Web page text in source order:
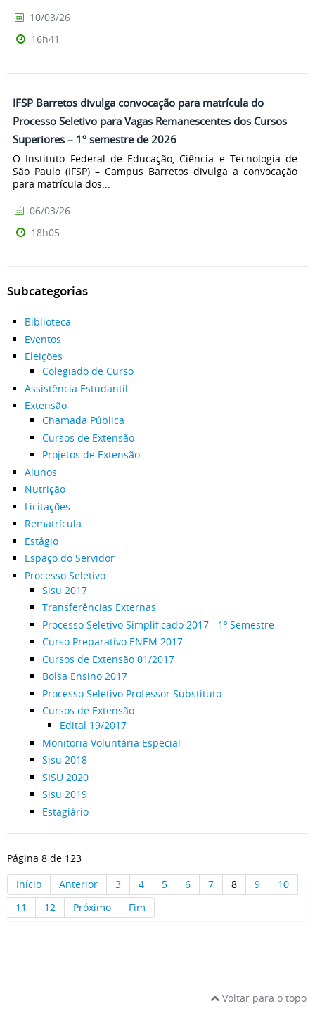
10/03/26
16h41
IFSP Barretos divulga convocação para matrícula do
Processo Seletivo para Vagas Remanescentes dos Cursos
Superiores – 1º semestre de 2026
O Instituto Federal de Educação, Ciência e Tecnologia de
São Paulo (IFSP) – Campus Barretos divulga a convocação
para matrícula dos...
06/03/26
18h05
Subcategorias
Biblioteca
Eventos
Eleições
Colegiado de Curso
Assistência Estudantil
Extensão
Chamada Pública
Cursos de Extensão
Projetos de Extensão
Alunos
Nutrição
Licitações
Rematrícula
Estágio
Espaço do Servidor
Processo Seletivo
Sisu 2017
Transferências Externas
Processo Seletivo Simplificado 2017 - 1º Semestre
Curso Preparativo ENEM 2017
Cursos de Extensão 01/2017
Bolsa Ensino 2017
Processo Seletivo Professor Substituto
Cursos de Extensão
Edital 19/2017
Monitoria Voluntária Especial
Sisu 2018
SISU 2020
Sisu 2019
Estagiário
Página 8 de 123
Início
Anterior 3 4 5 6 7 8 9
10
11
12 Próximo Fim
Voltar para o topo